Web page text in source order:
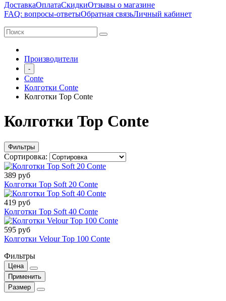
ДоставкаОплатаСкидкиОтзывы о магазине
FAQ: вопросы-ответыОбратная связьЛичный кабинет
Производители
-
Conte
Колготки Conte
Колготки Top Conte
Колготки Top Conte
Фильтры
Сортировка:
389 руб
Колготки Top Soft 20 Conte
419 руб
Колготки Top Soft 40 Conte
595 руб
Колготки Velour Top 100 Conte
Фильтры
Цена
Применить
Размер